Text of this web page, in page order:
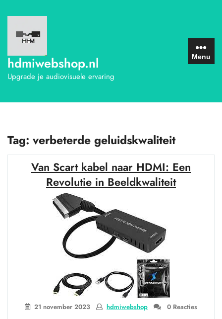
naar
inhoud
hdmiwebshop.nl
Upgrade je audiovisuele ervaring
Menu
Tag: verbeterde geluidskwaliteit
Van Scart kabel naar HDMI: Een
Revolutie in Beeldkwaliteit
21 november 2023 hdmiwebshop 0 Reacties